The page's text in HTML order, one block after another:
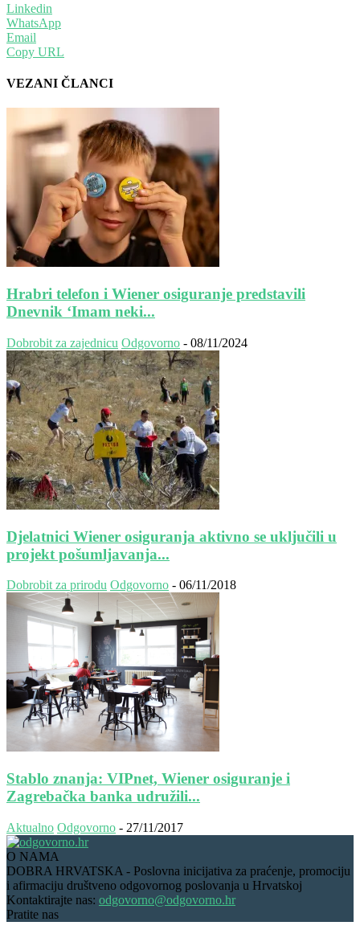
Linkedin
WhatsApp
Email
Copy URL
VEZANI ČLANCI
Hrabri telefon i Wiener osiguranje predstavili
Dnevnik ‘Imam neki...
Dobrobit za zajednicu Odgovorno - 08/11/2024
Djelatnici Wiener osiguranja aktivno se uključili u
projekt pošumljavanja...
Dobrobit za prirodu Odgovorno - 06/11/2018
Stablo znanja: VIPnet, Wiener osiguranje i
Zagrebačka banka udružili...
Aktualno Odgovorno - 27/11/2017
O NAMA
DOBRA HRVATSKA - Poslovna inicijativa za praćenje, promociju
i afirmaciju društveno odgovornog poslovanja u Hrvatskoj
Kontaktirajte nas: odgovorno@odgovorno.hr
Pratite nas